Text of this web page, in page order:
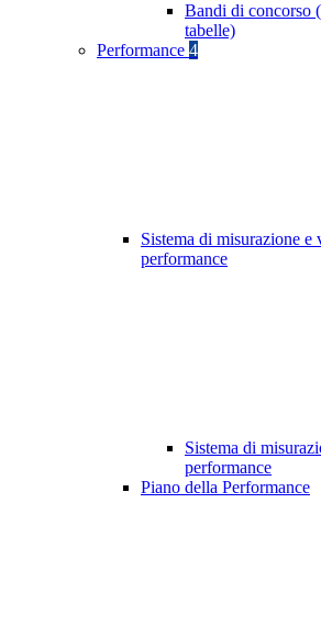
Bandi di concorso
tabelle)
Performance 4
Sistema di misurazione e
performance
Sistema di
performance
Piano della Performance